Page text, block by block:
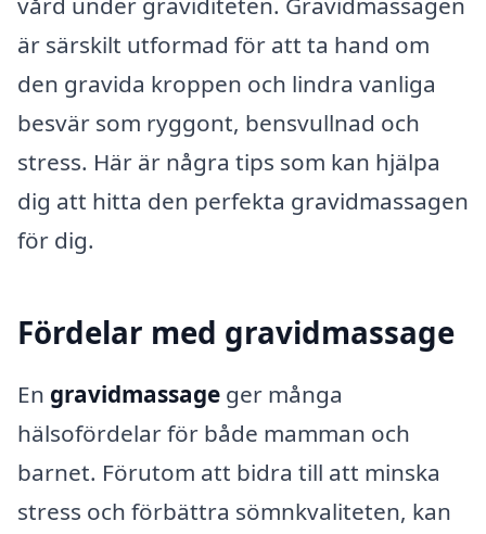
är särskilt utformad för att ta hand om
den gravida kroppen och lindra vanliga
besvär som ryggont, bensvullnad och
stress. Här är några tips som kan hjälpa
dig att hitta den perfekta gravidmassagen
för dig.
Fördelar med gravidmassage
En gravidmassage ger många
hälsofördelar för både mamman och
barnet. Förutom att bidra till att minska
stress och förbättra sömnkvaliteten, kan